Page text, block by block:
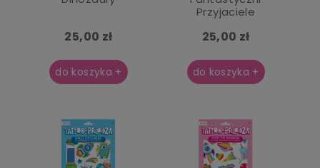
25,00 zł
do koszyka +
Przyjaciele
25,00 zł
do koszyka +